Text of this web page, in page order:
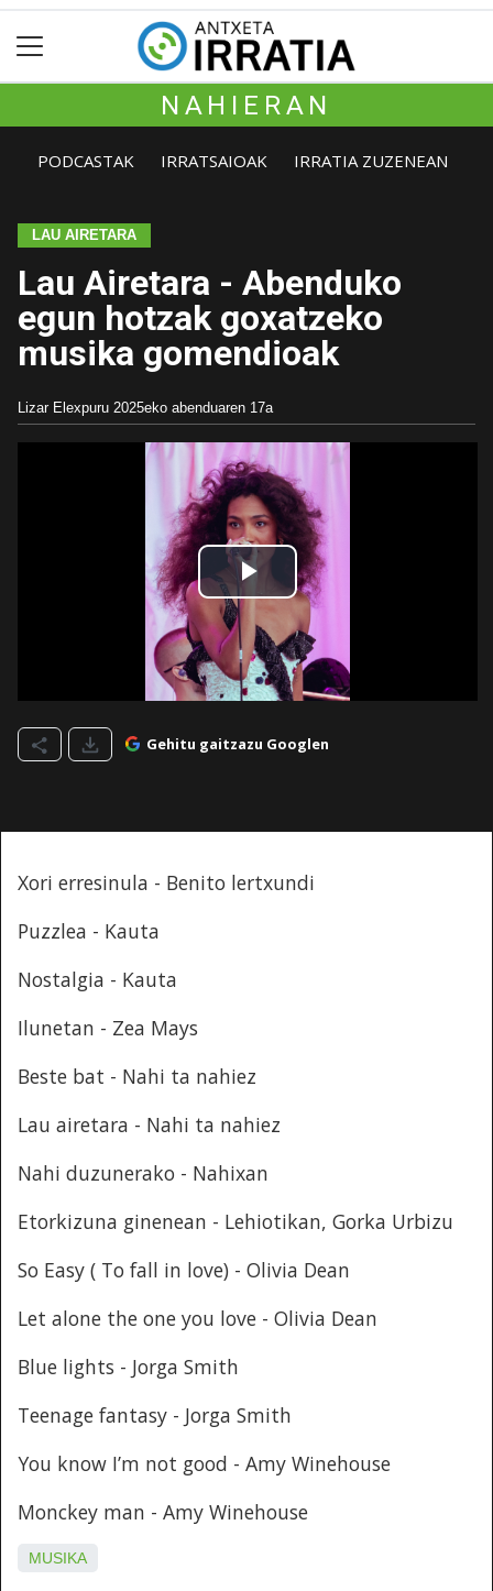
NAHIERAN
PODCASTAK IRRATSAIOAK IRRATIA ZUZENEAN
LAU AIRETARA
Lau Airetara - Abenduko
egun hotzak goxatzeko
musika gomendioak
Lizar Elexpuru 2025eko abenduaren 17a
Gehitu gaitzazu Googlen
Xori erresinula - Benito lertxundi
Puzzlea - Kauta
Nostalgia - Kauta
Ilunetan - Zea Mays
Beste bat - Nahi ta nahiez
Lau airetara - Nahi ta nahiez
Nahi duzunerako - Nahixan
Etorkizuna ginenean - Lehiotikan, Gorka Urbizu
So Easy ( To fall in love) - Olivia Dean
Let alone the one you love - Olivia Dean
Blue lights - Jorga Smith
Teenage fantasy - Jorga Smith
You know I’m not good - Amy Winehouse
Monckey man - Amy Winehouse
MUSIKA